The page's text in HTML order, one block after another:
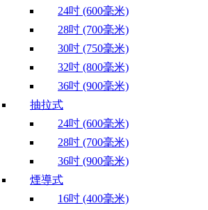
24吋 (600毫米)
28吋 (700毫米)
30吋 (750毫米)
32吋 (800毫米)
36吋 (900毫米)
抽拉式
24吋 (600毫米)
28吋 (700毫米)
36吋 (900毫米)
煙導式
16吋 (400毫米)